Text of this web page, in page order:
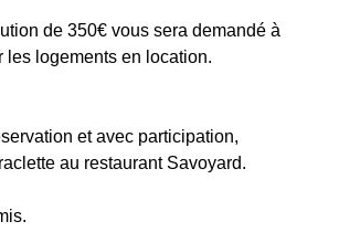
de 350€ vous sera demandé à
les logements en location.
et avec participation,
au restaurant Savoyard.